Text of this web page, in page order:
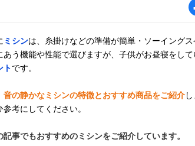
ミシンは、糸掛けなどの準備が簡単・ソーイング
あう機能や性能で選びますが、子供がお昼寝をして
トです。
音の静かなミシンの特徴とおすすめ商品をご紹介し
参考にしてください。
事でもおすすめのミシンをご紹介しています。